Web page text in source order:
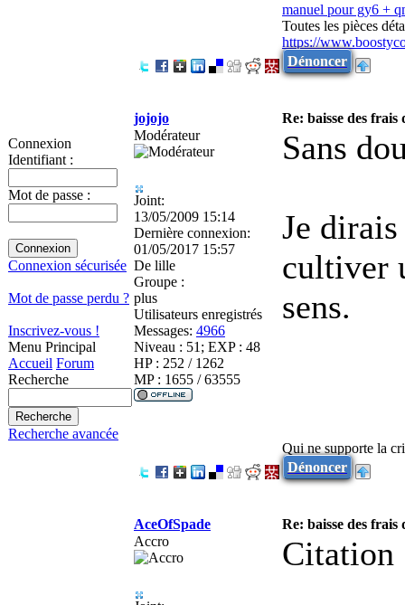
Connexion
Identifiant :
Mot de passe :
Connexion sécurisée
Mot de passe perdu ?
Inscrivez-vous !
Menu Principal
Accueil Forum
Recherche
Recherche avancée
manuel pour gy6 +
Toutes les pièces
https://
Dénoncer
jojojo
Re: baisse des
Modérateur
Joint:
13/05/2009 15:14
Dernière connexion:
01/05/2017 15:57
De lille
Groupe :
plus
Utilisateurs enregistrés
Messages: 4966
Niveau : 51; EXP : 48
HP : 252 / 1262
MP : 1655 / 63555
Sans
Je
cultiver
sens.
Qui ne supporte la
Dénoncer
AceOfSpade
Re: baisse des
Accro
Citation